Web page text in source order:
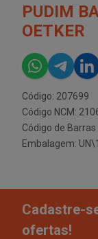
PUDIM
OETKER
Código: 207699
Código NCM:
Código de
Embalagem: UN\1
Cadastre-
ofertas!